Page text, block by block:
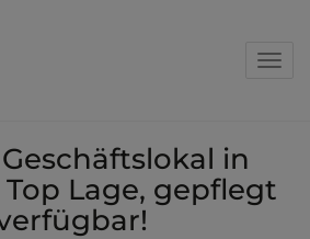
in
Top Lage, gepflegt